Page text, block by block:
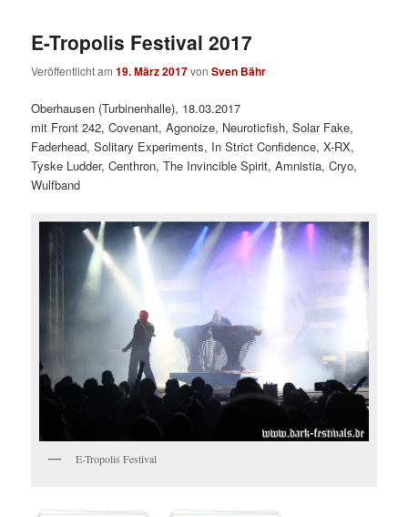
E-Tropolis Festival 2017
Veröffentlicht am19. März 2017vonSven Bähr
Oberhausen (Turbinenhalle), 18.03.2017
mit Front 242, Covenant, Agonoize, Neuroticfish, Solar Fake,
Faderhead, Solitary Experiments, In Strict Confidence, X-RX,
Tyske Ludder, Centhron, The Invincible Spirit, Amnistia, Cryo,
Wulfband
E-Tropolis Festival